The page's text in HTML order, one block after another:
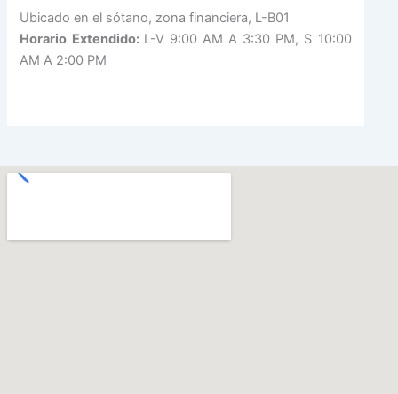
Ubicado en el sótano, zona financiera, L-B01
Horario Extendido: L-V 9:00 AM A 3:30 PM, S 10:00
AM A 2:00 PM